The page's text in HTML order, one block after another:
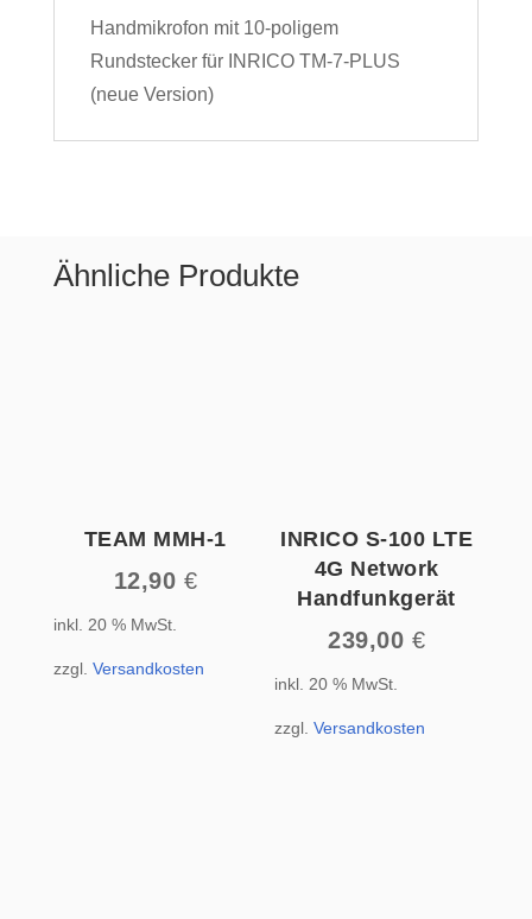
Handmikrofon mit 10-poligem
Rundstecker für INRICO TM-7-PLUS
(neue Version)
Ähnliche Produkte
TEAM MMH-1
12,90 €
inkl. 20 % MwSt.
zzgl. Versandkosten
INRICO S-100 LTE
4G Network
Handfunkgerät
239,00 €
inkl. 20 % MwSt.
zzgl.Versandkosten